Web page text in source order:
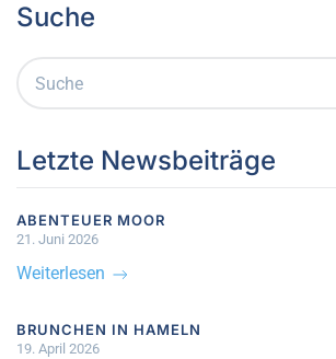
Suche
Letzte Newsbeiträge
ABENTEUER MOOR
21. Juni 2026
Weiterlesen
BRUNCHEN IN HAMELN
19. April 2026